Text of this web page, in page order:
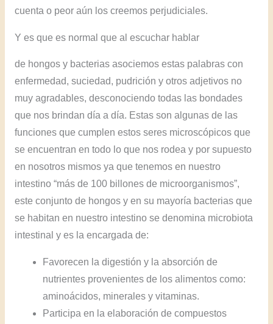
cuenta o peor aún los creemos perjudiciales.
Y es que es normal que al escuchar hablar
de hongos y bacterias asociemos estas palabras con
enfermedad, suciedad, pudrición y otros adjetivos no
muy agradables, desconociendo todas las bondades
que nos brindan día a día. Estas son algunas de las
funciones que cumplen estos seres microscópicos que
se encuentran en todo lo que nos rodea y por supuesto
en nosotros mismos ya que tenemos en nuestro
intestino “más de 100 billones de microorganismos”,
este conjunto de hongos y en su mayoría bacterias que
se habitan en nuestro intestino se denomina microbiota
intestinal y es la encargada de:
Favorecen la digestión y la absorción de
nutrientes provenientes de los alimentos como:
aminoácidos, minerales y vitaminas.
Participa en la elaboración de compuestos